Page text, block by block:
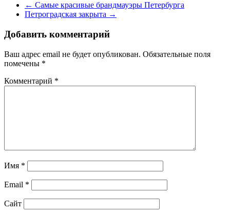
← Самые красивые брандмауэры Петербурга
Петроградская закрыта →
Добавить комментарий
Ваш адрес email не будет опубликован. Обязательные поля
помечены *
Комментарий *
Имя *
Email *
Сайт